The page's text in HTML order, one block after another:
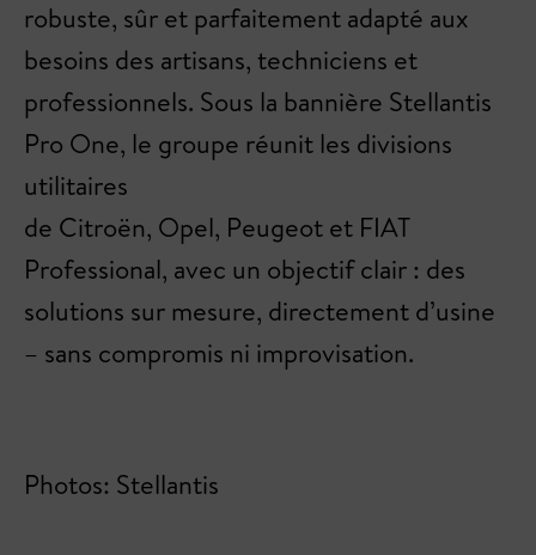
robuste, sûr et parfaitement adapté aux
besoins des artisans, techniciens et
professionnels. Sous la bannière Stellantis
Pro One, le groupe réunit les divisions
utilitaires
de Citroën, Opel, Peugeot et FIAT
Professional, avec un objectif clair : des
solutions sur mesure, directement d’usine
– sans compromis ni improvisation.
Photos: Stellantis